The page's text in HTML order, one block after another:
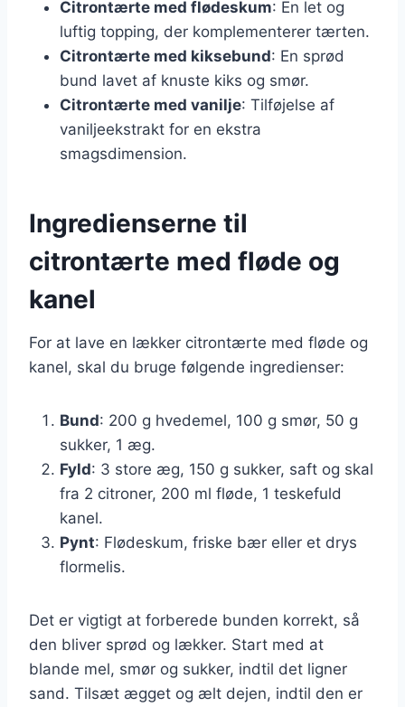
Citrontærte med flødeskum: En let og
luftig topping, der komplementerer tærten.
Citrontærte med kiksebund: En sprød
bund lavet af knuste kiks og smør.
Citrontærte med vanilje: Tilføjelse af
vaniljeekstrakt for en ekstra
smagsdimension.
Ingredienserne til
citrontærte med fløde og
kanel
For at lave en lækker citrontærte med fløde og
kanel, skal du bruge følgende ingredienser:
Bund: 200 g hvedemel, 100 g smør, 50 g
sukker, 1 æg.
Fyld: 3 store æg, 150 g sukker, saft og skal
fra 2 citroner, 200 ml fløde, 1 teskefuld
kanel.
Pynt: Flødeskum, friske bær eller et drys
flormelis.
Det er vigtigt at forberede bunden korrekt, så
den bliver sprød og lækker. Start med at
blande mel, smør og sukker, indtil det ligner
sand. Tilsæt ægget og ælt dejen, indtil den er